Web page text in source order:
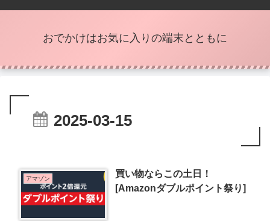
おでかけはお気に入りの端末とともに
2025-03-15
アマゾン
買い物ならこの土日！
[Amazonダブルポイント祭り]